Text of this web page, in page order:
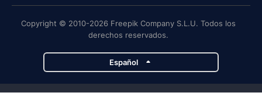
Copyright © 2010-2026 Freepik Company S.L.U. Todos los
derechos reservados.
Español